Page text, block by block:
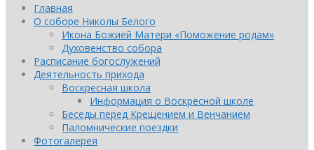
Главная
О соборе Николы Белого
Икона Божией Матери «Поможение родам»
Духовенство собора
Расписание богослужений
Деятельность прихода
Воскресная школа
Информация о Воскресной школе
Беседы перед Крещением и Венчанием
Паломнические поездки
Фотогалерея